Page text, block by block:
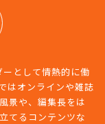
ーとして情熱的に働
はオンラインや雑誌
景や、編集長をは
てるコンテンツな